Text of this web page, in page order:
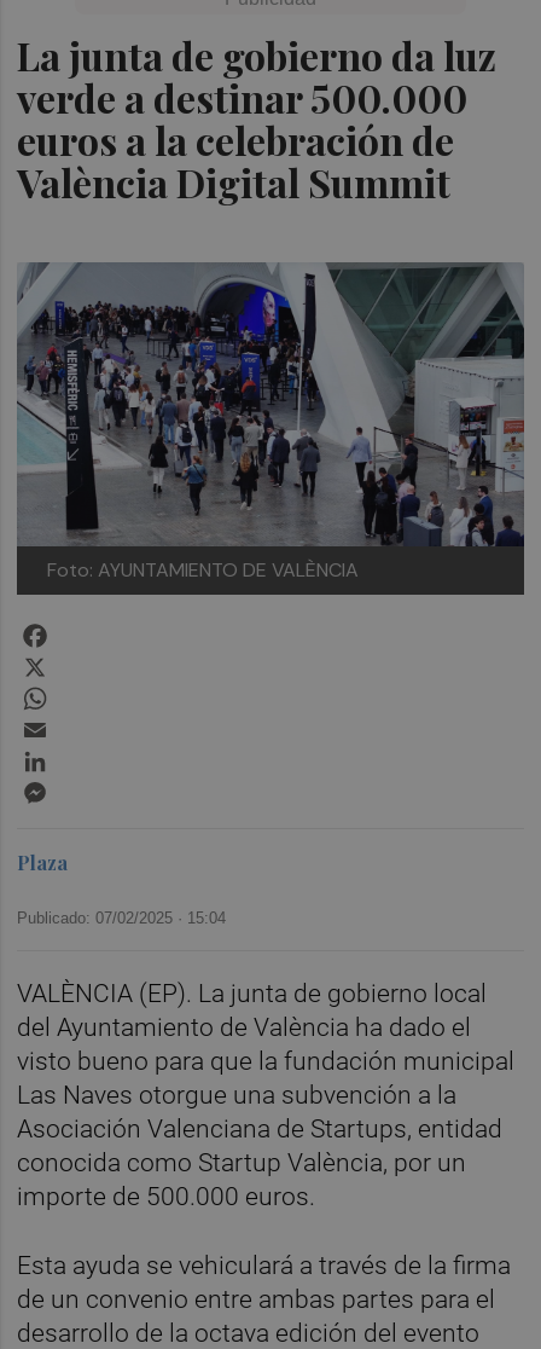
La junta de gobierno da luz
verde a destinar 500.000
euros a la celebración de
València Digital Summit
Foto: AYUNTAMIENTO DE VALÈNCIA
Plaza
Publicado: 07/02/2025 · 15:04
VALÈNCIA (EP). La junta de gobierno local
del Ayuntamiento de València ha dado el
visto bueno para que la fundación municipal
Las Naves otorgue una subvención a la
Asociación Valenciana de Startups, entidad
conocida como Startup València, por un
importe de 500.000 euros.
Esta ayuda se vehiculará a través de la firma
de un convenio entre ambas partes para el
desarrollo de la octava edición del evento